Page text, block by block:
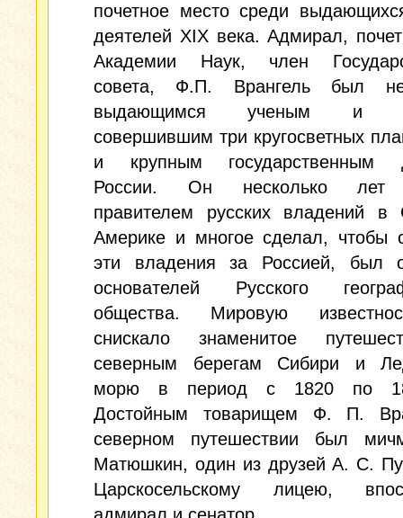
почетное место среди
деятелей ХIХ века. Адмирал,
Академии Наук, член
совета, Ф.П. Врангель был
выдающимся ученым и
совершившим три кругосветных
и крупным государственным
России. Он несколько лет
правителем русских владений в
Америке и многое сделал, чтобы
эти владения за Россией, был
основателей Русского
общества. Мировую
снискало знаменитое
северным берегам Сибири и
морю в период с 1820 по
Достойным товарищем Ф. П.
северном путешествии был
Матюшкин, один из друзей А. С.
Царскосельскому лицею,